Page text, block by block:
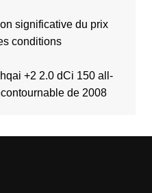
significative du prix
conditions
+2 2.0 dCi 150 all-
de 2008